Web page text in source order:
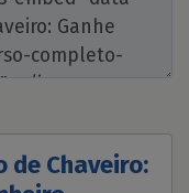
de Chaveiro: